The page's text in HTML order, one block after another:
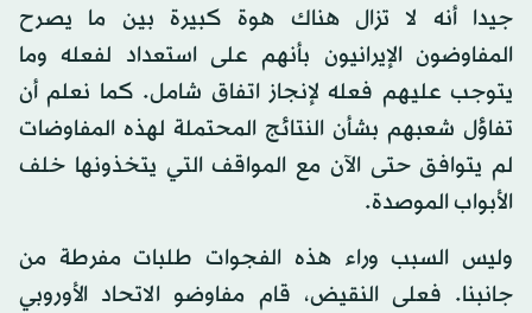
جيدا أنه لا تزال هناك هوة كبيرة بين ما يصرح
المفاوضون الإيرانيون بأنهم على استعداد لفعله وما
يتوجب عليهم فعله لإنجاز اتفاق شامل. كما نعلم أن
تفاؤل شعبهم بشأن النتائج المحتملة لهذه المفاوضات
لم يتوافق حتى الآن مع المواقف التي يتخذونها خلف
الأبواب الموصدة.
وليس السبب وراء هذه الفجوات طلبات مفرطة من
جانبنا. فعلى النقيض، قام مفاوضو الاتحاد الأوروبي